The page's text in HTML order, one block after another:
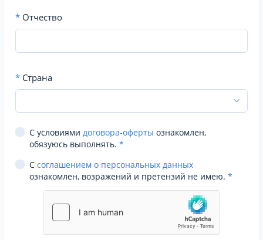
* Отчество
* Страна
С условиями договора-оферты ознакомлен,
обязуюсь выполнять. *
С соглашением о персональных данных
ознакомлен, возражений и претензий не имею. *